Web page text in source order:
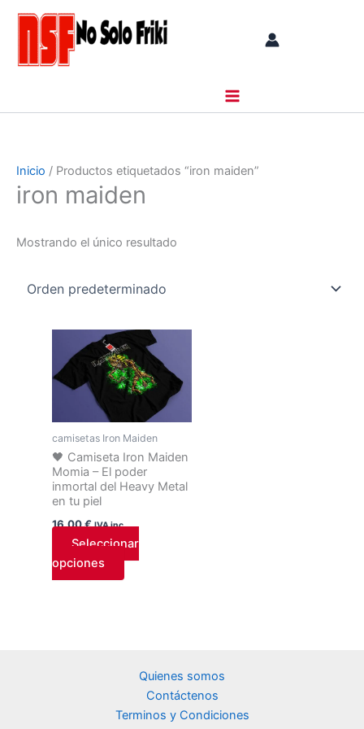
contenido
Inicio / Productos etiquetados “iron maiden”
iron maiden
Mostrando el único resultado
camisetas Iron Maiden
🖤 Camiseta Iron Maiden
Momia – El poder
inmortal del Heavy Metal
en tu piel
16,00€ IVA inc.
Seleccionar
opciones
producto
tiene
múltiples
variantes.
Las
opciones
se
pueden
la
Quienes somos
Contáctenos
Terminos y Condiciones